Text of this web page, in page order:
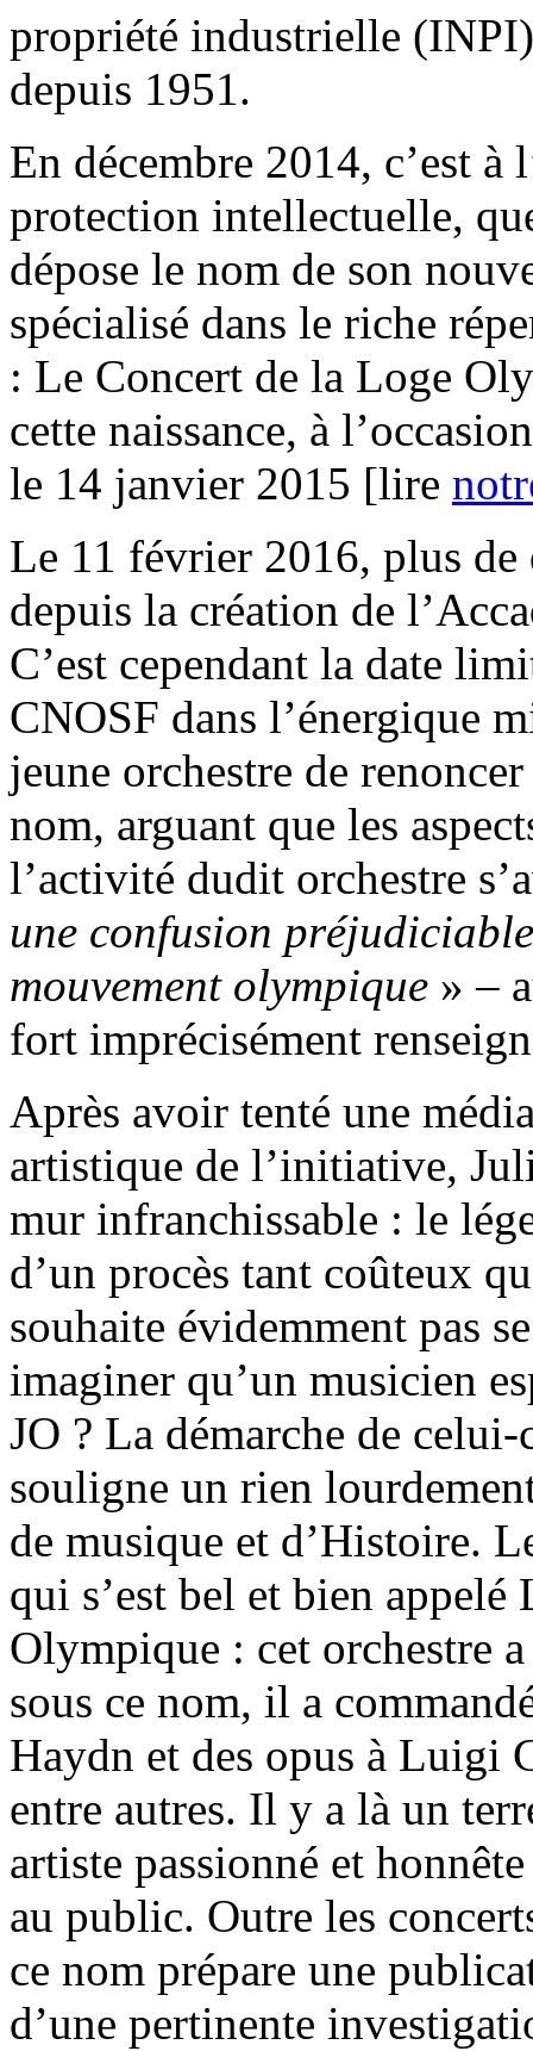
propriété industrielle
depuis 1951.
En décembre 2014, c’est
protection intellectuelle,
dépose le nom de son
spécialisé dans le riche
: Le Concert de la Loge
cette naissance, à
le 14 janvier 2015 [lire
Le 11 février 2016, plus de
depuis la création de
C’est cependant la date
CNOSF dans l’énergique
jeune orchestre de
nom, arguant que les
l’activité dudit orchestre
une confusion
mouvement olympique » –
fort imprécisément
Après avoir tenté une
artistique de l’initiative,
mur infranchissable : le
d’un procès tant coûteux
souhaite évidemment pas
imaginer qu’un musicien
JO ? La démarche de
souligne un rien
de musique et d’Histoire.
qui s’est bel et bien
Olympique : cet orchestre
sous ce nom, il a
Haydn et des opus à Luigi
entre autres. Il y a là un
artiste passionné et
au public. Outre les
ce nom prépare une
d’une pertinente